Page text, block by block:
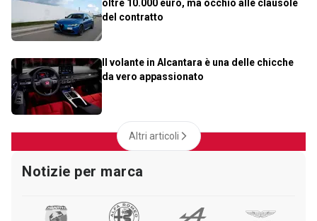
oltre 10.000 euro, ma occhio alle clausole
del contratto
Il volante in Alcantara è una delle chicche
da vero appassionato
Altri articoli
Notizie per marca